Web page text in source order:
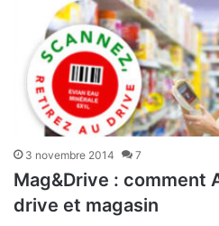
3 novembre 2014 7
Mag&Drive : comment
drive et magasin